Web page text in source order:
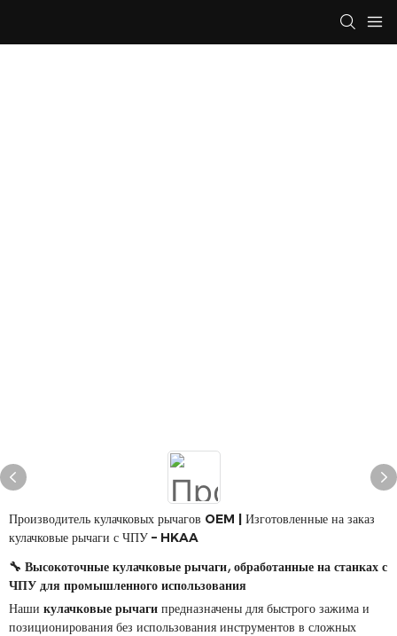
Производитель кулачковых рычагов OEM | Изготовленные на заказ
кулачковые рычаги с ЧПУ – HKAA
🔧 Высокоточные кулачковые рычаги, обработанные на станках с
ЧПУ для промышленного использования
Наши кулачковые рычаги предназначены для быстрого зажима и
позиционирования без использования инструментов в сложных